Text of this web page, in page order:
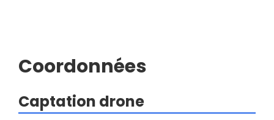
Coordonnées
Captation drone